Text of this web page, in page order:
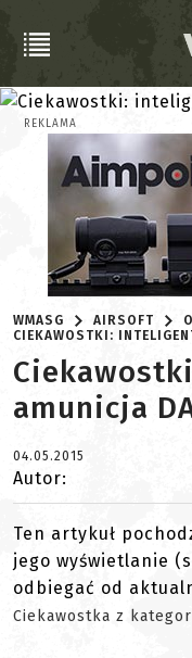
REKLAMA
WMASG AIRSOFT
CIEKAWOSTKI:
amunicja
04.05.2015
Autor:
Ten artykuł
jego wyświetlanie
odbiegać od
Ciekawostka z